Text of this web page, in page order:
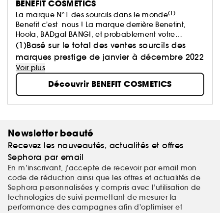
BENEFIT COSMETICS
La marque N°1 des sourcils dans le monde(1)
Benefit c'est nous ! La marque derrière Benetint,
Hoola, BADgal BANG!, et probablement votre
marque sourcils préférée !
Chez Benefit, nous pensons que la beauté doit être
synonyme de plaisir et de bien-être. Parce que le
bien-être intérieur se voit à l'extérieur.​
Alors, que vous soyez à la recherche de votre produit
make-up favori ou que vous ayez simplement besoin
de vous amuser, on s'occupe de vous.
(1)Basé sur le total des ventes sourcils des
marques prestige de janvier à décembre 2022
Voir plus
Découvrir BENEFIT COSMETICS
Newsletter beauté
Recevez les nouveautés, actualités et offres
Sephora par email
En m’inscrivant, j’accepte de recevoir par email mon
code de réduction ainsi que les offres et actualités de
Sephora personnalisées y compris avec l’utilisation de
technologies de suivi permettant de mesurer la
performance des campagnes afin d'optimiser et